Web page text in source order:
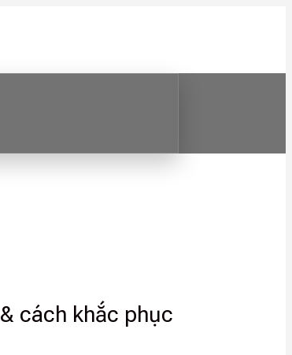
cách khắc phục